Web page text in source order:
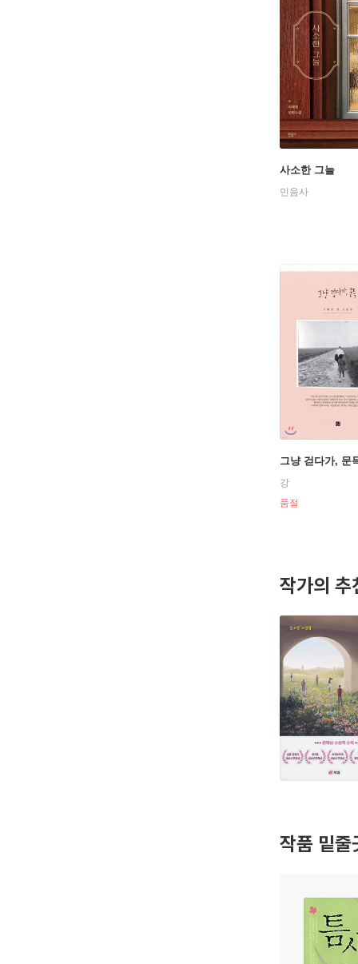
사소한 그늘
민음사
그냥 걷다가, 문
강
품절
작가의 추
작품 밑줄